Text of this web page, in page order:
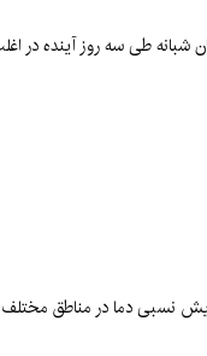
شبانه طی سه روز آینده در
نسبی دما در مناطق مختلف